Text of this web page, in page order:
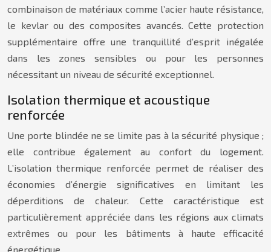
combinaison de matériaux comme l’acier haute résistance,
le kevlar ou des composites avancés. Cette protection
supplémentaire offre une tranquillité d’esprit inégalée
dans les zones sensibles ou pour les personnes
nécessitant un niveau de sécurité exceptionnel.
Isolation thermique et acoustique
renforcée
Une porte blindée ne se limite pas à la sécurité physique ;
elle contribue également au confort du logement.
L’isolation thermique renforcée permet de réaliser des
économies d’énergie significatives en limitant les
déperditions de chaleur. Cette caractéristique est
particulièrement appréciée dans les régions aux climats
extrêmes ou pour les bâtiments à haute efficacité
énergétique.